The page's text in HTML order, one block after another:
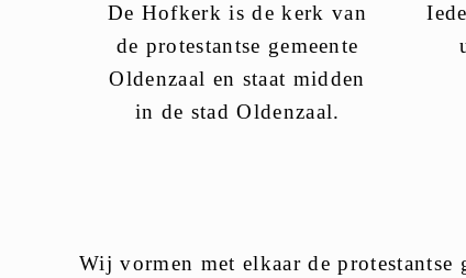
De Hofkerk is de kerk van
de protestantse gemeente
Oldenzaal en staat midden
in de stad Oldenzaal.
Wij vormen met elkaar de protestantse